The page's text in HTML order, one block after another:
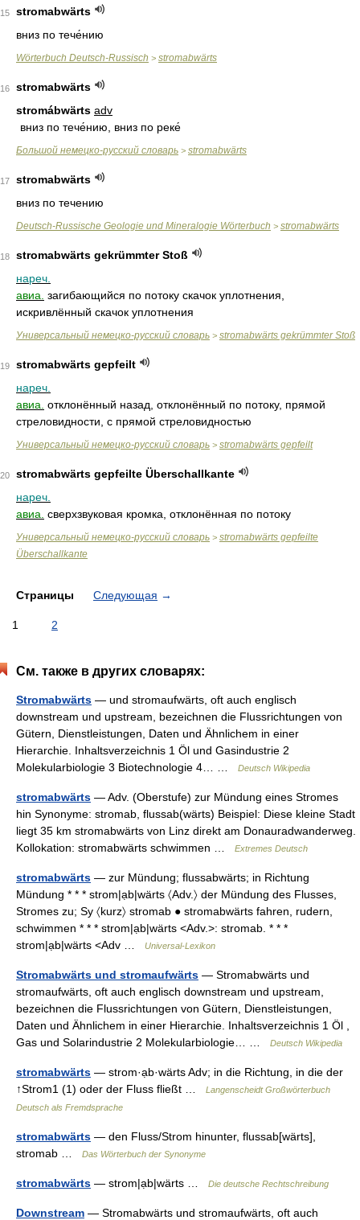
15
stromabwärts
вниз по тече́нию
Wörterbuch Deutsch-Russisch > stromabwärts
16
stromabwärts
stromábwärts adv
вниз по тече́нию, вниз по реке́
Большой немецко-русский словарь > stromabwärts
17
stromabwärts
вниз по течению
Deutsch-Russische Geologie und Mineralogie Wörterbuch > stromabwärts
18
stromabwärts gekrümmter Stoß
нареч.
авиа. загибающийся по потоку скачок уплотнения,
искривлённый скачок уплотнения
Универсальный немецко-русский словарь > stromabwärts gekrümmter Stoß
19
stromabwärts gepfeilt
нареч.
авиа. отклонённый назад, отклонённый по потоку, прямой
стреловидности, с прямой стреловидностью
Универсальный немецко-русский словарь > stromabwärts gepfeilt
20
stromabwärts gepfeilte Überschallkante
нареч.
авиа. сверхзвуковая кромка, отклонённая по потоку
Универсальный немецко-русский словарь > stromabwärts gepfeilte
Überschallkante
Страницы Следующая →
1 2
См. также в других словарях:
Stromabwärts — und stromaufwärts, oft auch englisch
downstream und upstream, bezeichnen die Flussrichtungen von
Gütern, Dienstleistungen, Daten und Ähnlichem in einer
Hierarchie. Inhaltsverzeichnis 1 Öl und Gasindustrie 2
Molekularbiologie 3 Biotechnologie 4… …
Deutsch Wikipedia
stromabwärts — Adv. (Oberstufe) zur Mündung eines Stromes
hin Synonyme: stromab, flussab(wärts) Beispiel: Diese kleine Stadt
liegt 35 km stromabwärts von Linz direkt am Donauradwanderweg.
Kollokation: stromabwärts schwimmen …
Extremes Deutsch
stromabwärts — zur Mündung; flussabwärts; in Richtung
Mündung * * * strom|ạb|wärts 〈Adv.〉 der Mündung des Flusses,
Stromes zu; Sy 〈kurz〉 stromab ● stromabwärts fahren, rudern,
schwimmen * * * strom|ạb|wärts <Adv.>: stromab. * * *
strom|ạb|wärts <Adv …
Universal-Lexikon
Stromabwärts und stromaufwärts — Stromabwärts und
stromaufwärts, oft auch englisch downstream und upstream,
bezeichnen die Flussrichtungen von Gütern, Dienstleistungen,
Daten und Ähnlichem in einer Hierarchie. Inhaltsverzeichnis 1 Öl ,
Gas und Solarindustrie 2 Molekularbiologie… …
Deutsch Wikipedia
stromabwärts — strom·ạb·wärts Adv; in die Richtung, in die der
↑Strom1 (1) oder der Fluss fließt …
Langenscheidt Großwörterbuch
Deutsch als Fremdsprache
stromabwärts — den Fluss/Strom hinunter, flussab[wärts],
stromab …
Das Wörterbuch der Synonyme
stromabwärts — strom|ạb|wärts … Die deutsche Rechtschreibung
Downstream — Stromabwärts und stromaufwärts, oft auch